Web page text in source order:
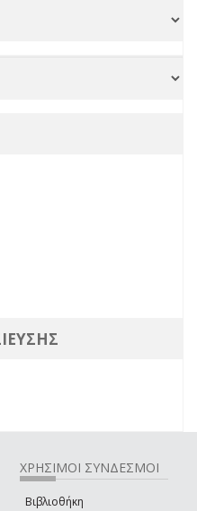
ΧΡΗΣΙΜΟΙ ΣΥΝΔΕΣΜΟΙ
Βιβλιοθήκη